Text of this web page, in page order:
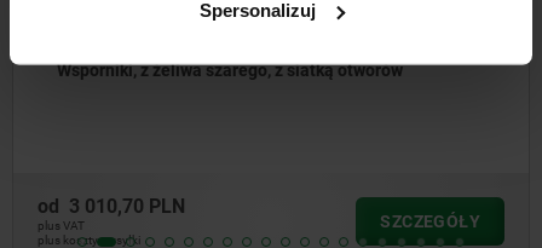
Spersonalizuj
żeliwa szarego, z siatką otworów
Podpory
od
plus VAT
plus koszty